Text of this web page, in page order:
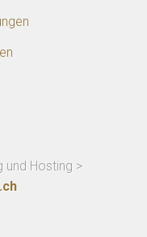
und Hosting >